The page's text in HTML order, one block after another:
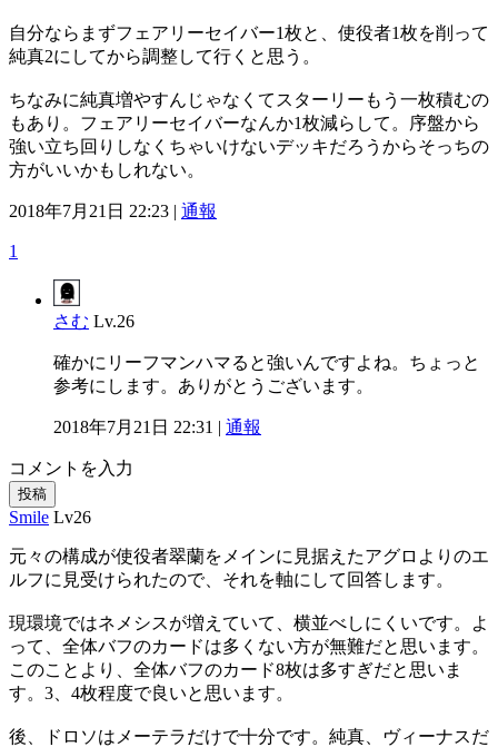
自分ならまずフェアリーセイバー1枚と、使役者1枚を削って
純真2にしてから調整して行くと思う。
ちなみに純真増やすんじゃなくてスターリーもう一枚積むの
もあり。フェアリーセイバーなんか1枚減らして。序盤から
強い立ち回りしなくちゃいけないデッキだろうからそっちの
方がいいかもしれない。
2018年7月21日 22:23 | 通報
1
さむ Lv.26
確かにリーフマンハマると強いんですよね。ちょっと
参考にします。ありがとうございます。
2018年7月21日 22:31 | 通報
コメントを入力
投稿
Smile Lv26
元々の構成が使役者翠蘭をメインに見据えたアグロよりのエ
ルフに見受けられたので、それを軸にして回答します。
現環境ではネメシスが増えていて、横並べしにくいです。よ
って、全体バフのカードは多くない方が無難だと思います。
このことより、全体バフのカード8枚は多すぎだと思いま
す。3、4枚程度で良いと思います。
後、ドロソはメーテラだけで十分です。純真、ヴィーナスだ